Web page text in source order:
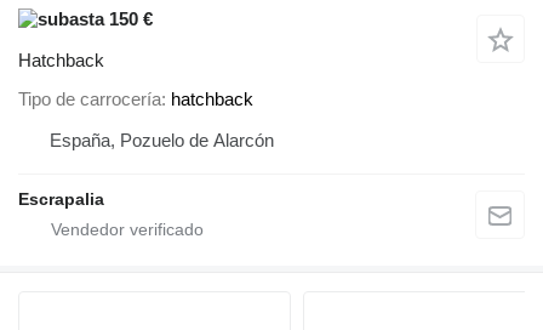
150 €
Hatchback
Tipo de carrocería hatchback
España, Pozuelo de Alarcón
Escrapalia